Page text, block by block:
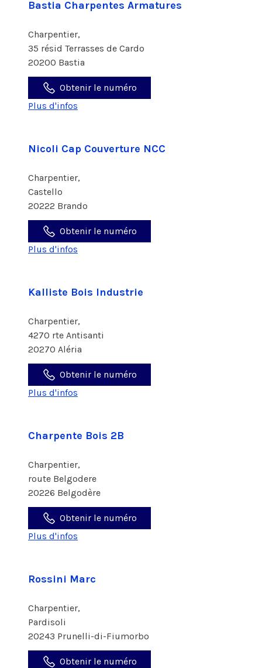
Bastia Charpentes Armatures
Charpentier,
35 résid Terrasses de Cardo
20200 Bastia
Obtenir le numéro
Plus d'infos
Nicoli Cap Couverture NCC
Charpentier,
Castello
20222 Brando
Obtenir le numéro
Plus d'infos
Kalliste Bois Industrie
Charpentier,
4270 rte Antisanti
20270 Aléria
Obtenir le numéro
Plus d'infos
Charpente Bois 2B
Charpentier,
route Belgodere
20226 Belgodère
Obtenir le numéro
Plus d'infos
Rossini Marc
Charpentier,
Pardisoli
20243 Prunelli-di-Fiumorbo
Obtenir le numéro